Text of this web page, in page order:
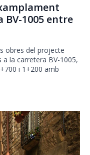
1005 entre
obres del projecte
la carretera BV-1005,
i 1+200 amb